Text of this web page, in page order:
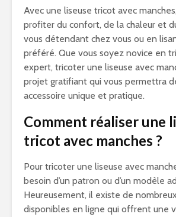
Avec une liseuse tricot avec
profiter du confort, de la chaleur et
vous détendant chez vous ou en
préféré. Que vous soyez novice en
expert, tricoter une liseuse avec
projet gratifiant qui vous permettra
accessoire unique et pratique.
Comment réaliser une
tricot avec manches ?
Pour tricoter une liseuse avec
besoin d’un patron ou d’un modèle
Heureusement, il existe de
disponibles en ligne qui offrent une